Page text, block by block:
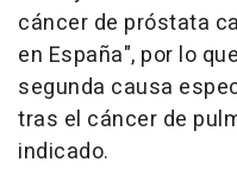
cáncer de próstata
en España", por lo
segunda causa
tras el cáncer de
indicado.